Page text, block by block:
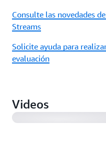
Consulte las novedades
Streams
Solicite ayuda para
evaluación
Videos